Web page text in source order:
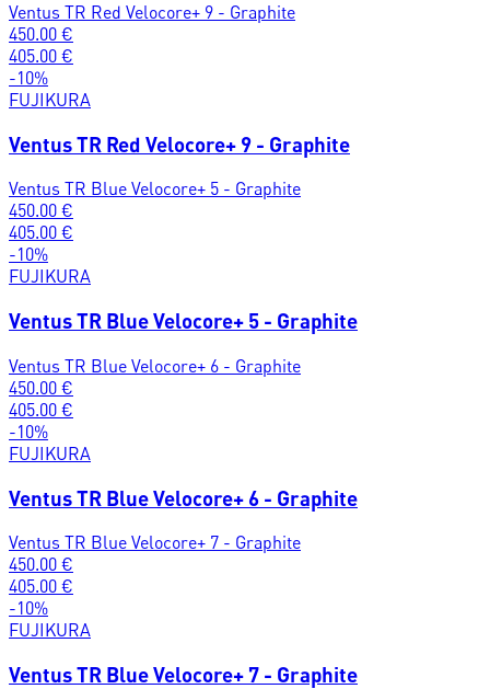
Ventus TR Red Velocore+ 9 - Graphite
450.00 €
405.00 €
-10%
FUJIKURA
Ventus TR Red Velocore+ 9 - Graphite
Ventus TR Blue Velocore+ 5 - Graphite
450.00 €
405.00 €
-10%
FUJIKURA
Ventus TR Blue Velocore+ 5 - Graphite
Ventus TR Blue Velocore+ 6 - Graphite
450.00 €
405.00 €
-10%
FUJIKURA
Ventus TR Blue Velocore+ 6 - Graphite
Ventus TR Blue Velocore+ 7 - Graphite
450.00 €
405.00 €
-10%
FUJIKURA
Ventus TR Blue Velocore+ 7 - Graphite